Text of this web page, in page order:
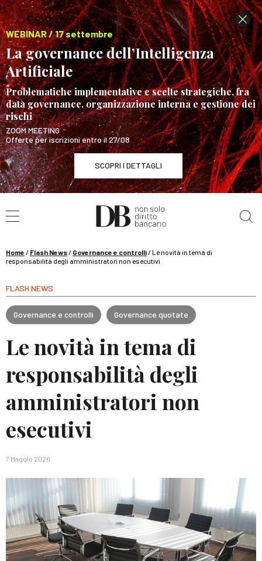
WEBINAR / 17 settembre
La governance dell’Intelligenza
Artificiale
Problematiche implementative e scelte strategiche, fra
data governance, organizzazione interna e gestione dei
rischi
ZOOM MEETING
Offerte per iscrizioni entro il 27/08
SCOPRI I DETTAGLI
WEBINAR / 17 settembre
La governance dell’Intelligenza Artificiale
Home / Flash News/ Governance e controlli/Le novità in tema di
responsabilità degli amministratori non esecutivi
FLASH NEWS
Governance e controlli Governance quotate
Le novità in tema di
responsabilità degli
amministratori non
esecutivi
7 Maggio 2026